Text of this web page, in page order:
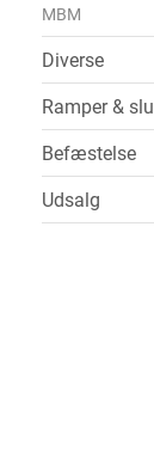
MBM
Diverse
Ramper &
Befæstelse
Udsalg